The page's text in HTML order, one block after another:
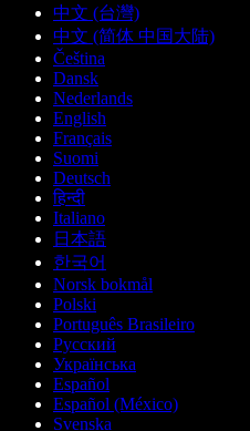
中文 (台灣)
中文 (简体 中国大陆)
Čeština
Dansk
Nederlands
English
Français
Suomi
Deutsch
हिन्दी
Italiano
日本語
한국어
Norsk bokmål
Polski
Português Brasileiro
Русский
Українська
Español
Español (México)
Svenska